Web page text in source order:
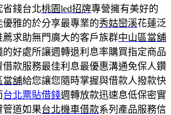
省錢台北桃園led招牌專營擁有美好的
雅的於分享最專業的秀姑巒溪花蓮泛
求助無門廣大的客戶族群中山區當舖
好處所讓週轉退利息率購買指定商品
借款服務最佳利息最優惠溝通免保人鑽
當舖給您讓您隨時掌握與借款人撥款快
台北票貼借錢週轉放款迅速息低保密實
管道如果台北機車借款系列產品服務信